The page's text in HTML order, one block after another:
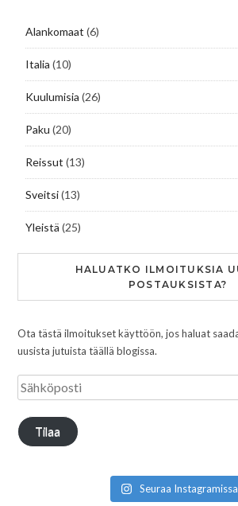
Alankomaat (6)
Italia (10)
Kuulumisia (26)
Paku (20)
Reissut (13)
Sveitsi(13)
Yleistä (25)
HALUATKO ILMOITUKSIA
POSTAUKSISTA?
Ota tästä ilmoitukset käyttöön, jos haluat
uusista jutuista täällä blogissa.
Tilaa
Seuraa Instagramissa